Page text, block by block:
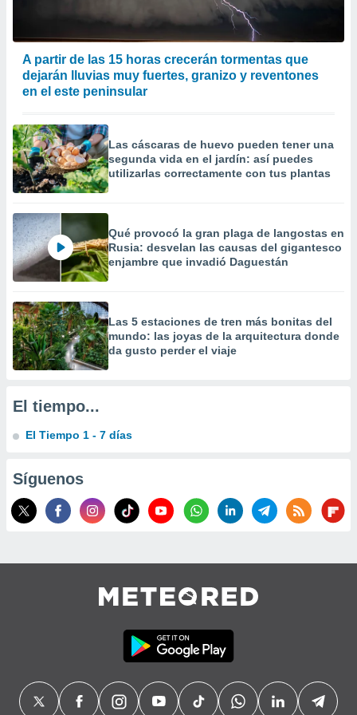
publicidad
de
1199
A partir de las 15 horas crecerán tormentas que
dejarán lluvias muy fuertes, granizo y reventones
en el este peninsular
Las cáscaras de huevo pueden tener una
segunda vida en el jardín: así puedes
utilizarlas correctamente con tus plantas
Qué provocó la gran plaga de langostas en
Rusia: desvelan las causas del gigantesco
enjambre que invadió Daguestán
Las 5 estaciones de tren más bonitas del
mundo: las joyas de la arquitectura donde
da gusto perder el viaje
El tiempo...
El Tiempo 1 - 7 días
Síguenos